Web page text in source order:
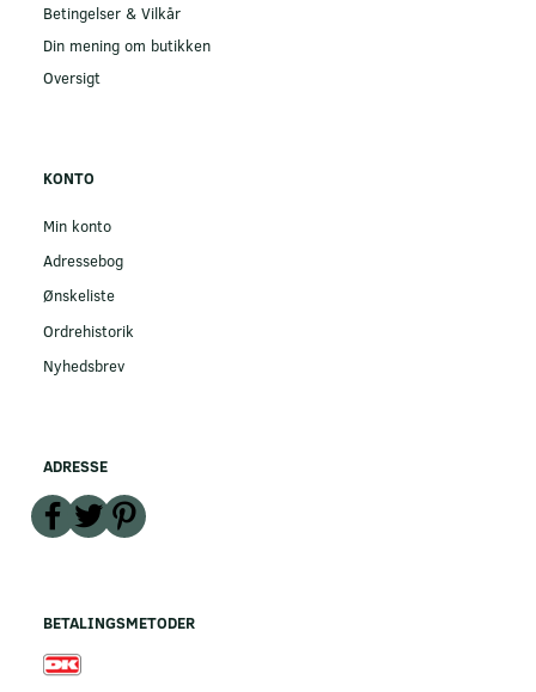
Betingelser & Vilkår
Din mening om butikken
Oversigt
KONTO
Min konto
Adressebog
Ønskeliste
Ordrehistorik
Nyhedsbrev
ADRESSE
BETALINGSMETODER